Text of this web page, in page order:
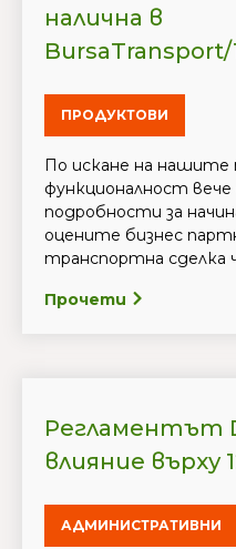
налична в
BursaTransport/
ПРОДУКТОВИ
По искане на
функционалност вече
подробности за
оцените бизнес
транспортна сделка
Прочети
Регламентът
влияние върху
АДМИНИСТРАТИВНИ